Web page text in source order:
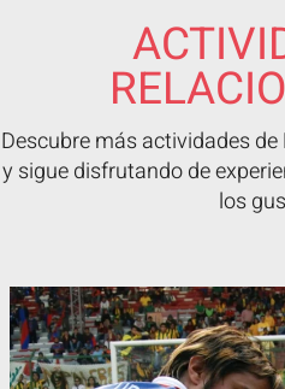
Descubre más actividades
y sigue disfrutando de
los